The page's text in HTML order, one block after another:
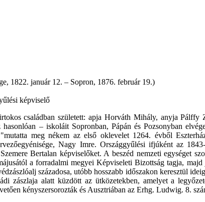
1822. január 12. – Sopron, 1876. február 19.)
képviselő
családban született: apja Horváth Mihály, anyja
hasonlóan – iskoláit Sopronban, Pápán és Pozsonyban
meg nékem az első oklevelet 1264. évből
Nagy Imre. Országgyűlési ifjúként az
Bertalan képviselőket. A beszéd nemzeti egységet
a forradalmi megyei Képviseleti Bizottság tagja,
századosa, utóbb hosszabb időszakon keresztül
zászlaja alatt küzdött az ütközetekben, amelyet a
kényszersorozták és Ausztriában az Erhg. Ludwig. 8.